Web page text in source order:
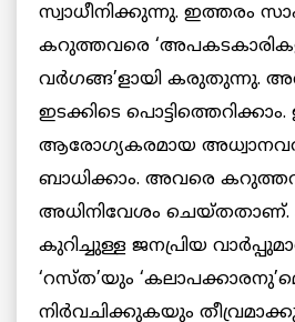
സ്വാധീനിക്കുന്നു. ഇത്തരം
കറുത്തവരെ
വര്‍ഗങ്ങ’ളായി കരുതുന്നു.
ഇടക്കിടെ
ആരോഗ്യകരമായ
ബാധിക്കാം. അവരെ
അധിനിവേശം
കുറിച്ചുള്ള ജനപ്രിയ
‘റസ്ത’യും
നിര്‍വചിക്കുകയും